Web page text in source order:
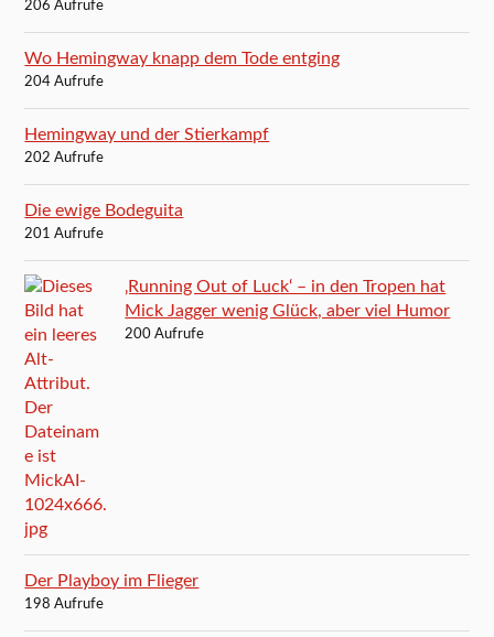
206 Aufrufe
Wo Hemingway knapp dem Tode entging
204 Aufrufe
Hemingway und der Stierkampf
202 Aufrufe
Die ewige Bodeguita
201 Aufrufe
‚Running Out of Luck‘ – in den Tropen hat
Mick Jagger wenig Glück, aber viel Humor
200 Aufrufe
Der Playboy im Flieger
198 Aufrufe